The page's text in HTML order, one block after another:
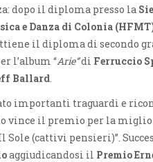
dopo il diploma presso la
e Danza di Colonia
il diploma di secondo
l’album “Arie”di Ferruccio
Ballard
importanti traguardi e
vince il premio per la
Sole (cattivi pensieri)”.
aggiudicandosi il Premio